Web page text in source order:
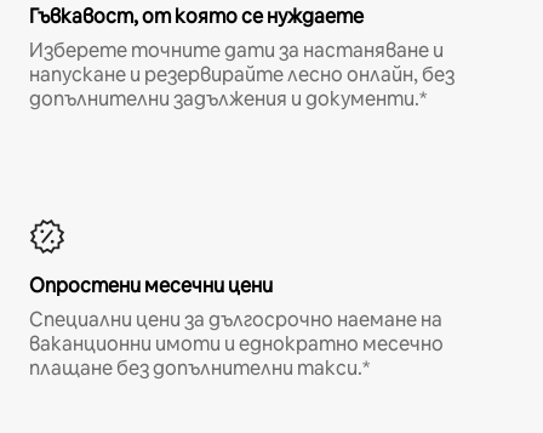
Гъвкавост, от която се нуждаете
Изберете точните дати за настаняване и
напускане и резервирайте лесно онлайн, без
допълнителни задължения и документи.*
Опростени месечни цени
Специални цени за дългосрочно наемане на
ваканционни имоти и еднократно месечно
плащане без допълнителни такси.*